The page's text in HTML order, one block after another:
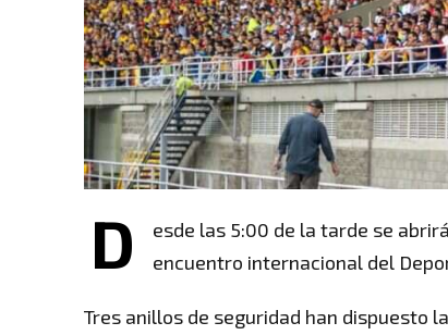
D
esde las 5:00 de la tarde se
encuentro internacional del
Tres anillos de seguridad han dispuesto